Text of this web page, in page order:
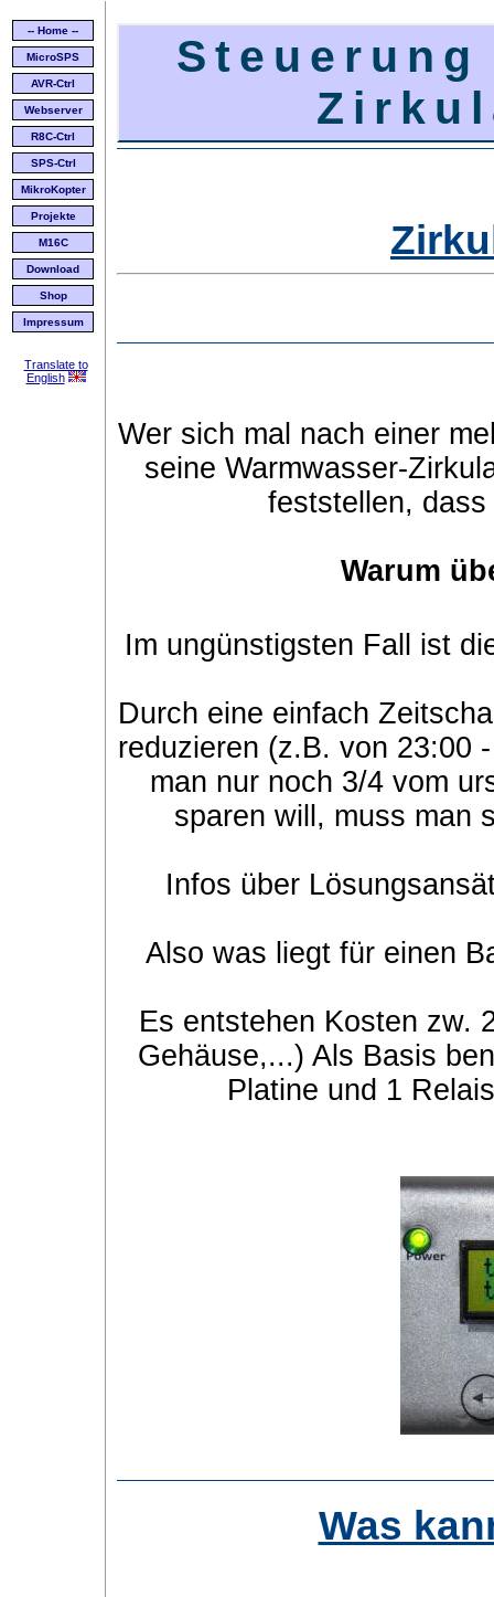
-- Home --
MicroSPS
AVR-Ctrl
Webserver
R8C-Ctrl
SPS-Ctrl
MikroKopter
Projekte
M16C
Download
Shop
Impressum
Translate to
English
Wer sich mal nach einer
seine Warmwasser-
feststellen,
Warum
Im ungünstigsten Fall ist
Durch eine einfach
reduzieren (z.B. von 23:00
man nur noch 3/4 vom
sparen will, muss man
Infos über
Also was liegt für einen
Es entstehen Kosten zw.
Gehäuse,...) Als Basis
Platine und 1
Was